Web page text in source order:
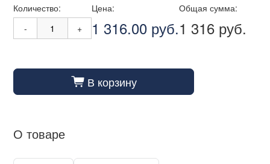
Количество:
-
+
Цена:
1 316.00 руб.
Общая сумма:
1 316 руб.
cart_fill В корзину
О товаре